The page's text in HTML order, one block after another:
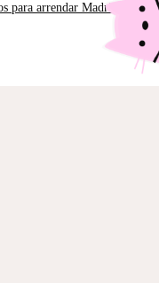
para arrendar Madrid